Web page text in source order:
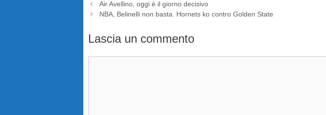
Air Avellino, oggi è il giorno decisivo
NBA, Belinelli non basta. Hornets ko contro Golden State
Lascia un commento